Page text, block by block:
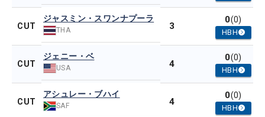
CUT
ジャスミン・スワンナプーラ
THA 3
0(0)
HBH
CUT
ジェニー・ベ
USA 4
0(0)
HBH
CUT
アシュレー・ブハイ
SAF 4
0(0)
HBH